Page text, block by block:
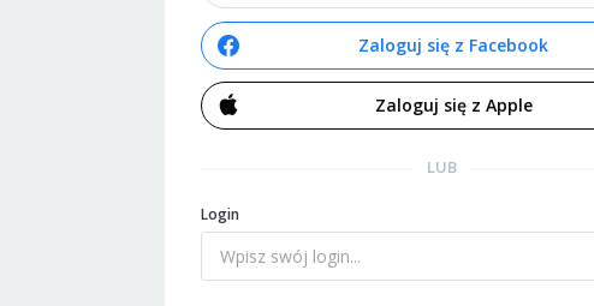
Zaloguj się z Facebook
Zaloguj się z Apple
LUB
Login